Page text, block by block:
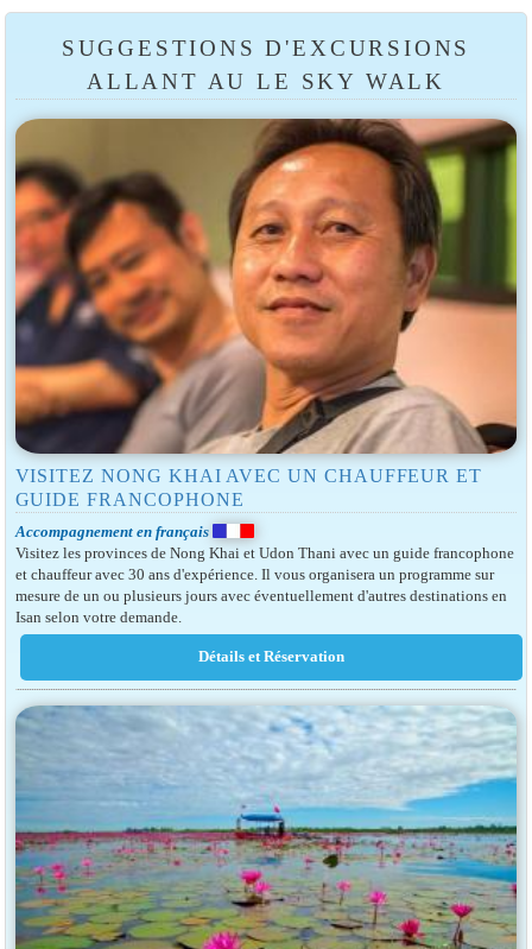
SUGGESTIONS D'EXCURSIONS
ALLANT AU LE SKY WALK
VISITEZ NONG KHAI AVEC UN CHAUFFEUR ET
GUIDE FRANCOPHONE
Accompagnement en français
Visitez les provinces de Nong Khai et Udon Thani avec un guide francophone
et chauffeur avec 30 ans d'expérience. Il vous organisera un programme sur
mesure de un ou plusieurs jours avec éventuellement d'autres destinations en
Isan selon votre demande.